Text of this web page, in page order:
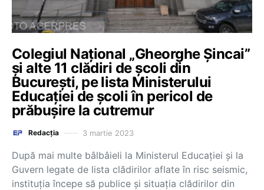
Colegiul Național „Gheorghe Șincai”
și alte 11 clădiri de școli din
București, pe lista Ministerului
Educației de școli în pericol de
prăbușire la cutremur
Redacția 3 martie 2023
După mai multe bâlbâieli la Ministerul Educației și la
Guvern legate de lista clădirilor aflate în risc seismic,
instituția începe să publice și situația clădirilor din